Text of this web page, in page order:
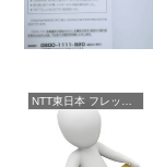
NTT東日本 フレッツ光 解約